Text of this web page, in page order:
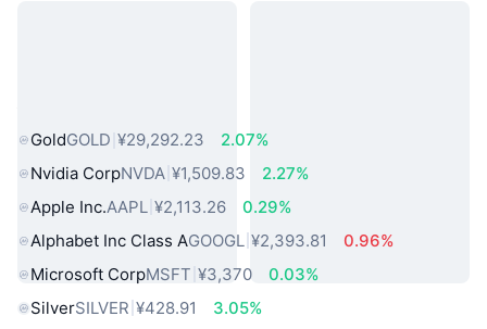
GoldGOLD ¥29,292.23
2.07%
Nvidia CorpNVDA ¥1,509.83
2.27%
Apple Inc.AAPL ¥2,113.26
0.29%
Alphabet Inc Class AGOOGL ¥2,393.81
0.96%
Microsoft CorpMSFT ¥3,370
0.03%
SilverSILVER ¥428.91
3.05%